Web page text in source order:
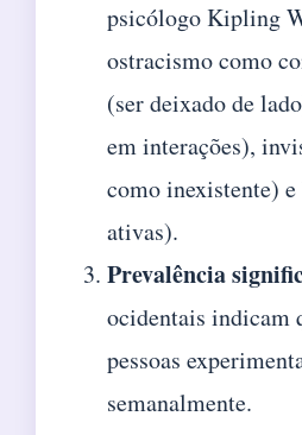
psicólogo Kipling
ostracismo como
(ser deixado de
em interações),
como inexistente)
ativas).
Prevalência
ocidentais indicam
pessoas
semanalmente.